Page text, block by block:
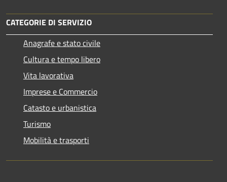
CATEGORIE DI SERVIZIO
Anagrafe e stato civile
Cultura e tempo libero
Vita lavorativa
Imprese e Commercio
Catasto e urbanistica
Turismo
Mobilità e trasporti